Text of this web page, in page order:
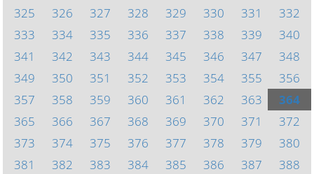
325
326 327 328 329 330 331
332
333
334 335 336 337 338 339
340
341
342 343 344 345 346 347
348
349
350 351 352 353 354 355
356
357
358 359 360 361 362 363
364
365
366 367 368 369 370 371
372
373
374 375 376 377 378 379
380
381
382 383 384 385 386 387 388